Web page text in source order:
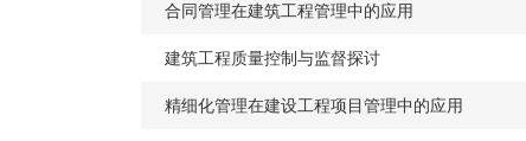
​合同管理在建筑工程管理中的应用
​建筑工程质量控制与监督探讨
​精细化管理在建设工程项目管理中的应用